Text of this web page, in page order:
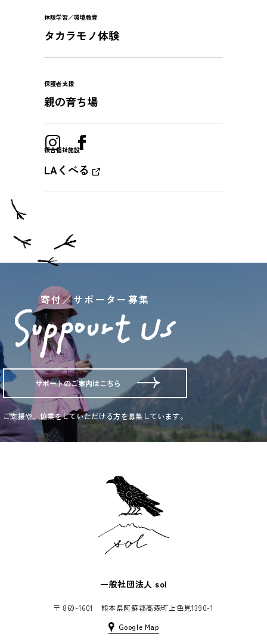
体験学習／環境教育
タカラモノ体験
保護者支援
親の育ち場
複合福祉施設
LAくべる
寄付／サポーター募集
サポートのご案内はこちら
ご支援や、協業をしていただける方を募集しています。
一般社団法人 sol
〒 869-1601 熊本県阿蘇郡高森町上色見1390-1
Google Map